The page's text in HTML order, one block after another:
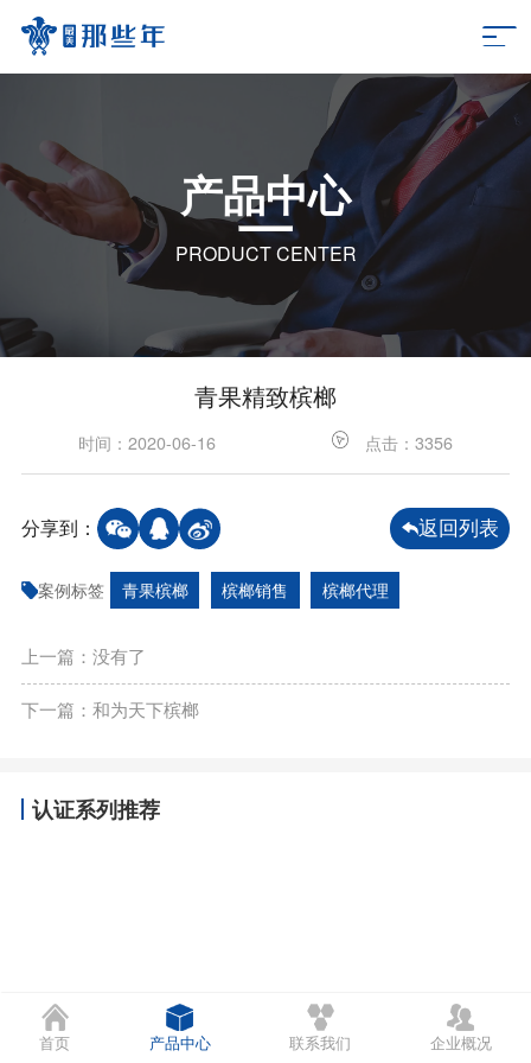
产品中心
PRODUCT CENTER
青果精致槟榔
时间：2020-06-16 点击：3356
分享到： 返回列表
案例标签 青果槟榔 槟榔销售 槟榔代理
上一篇：没有了
下一篇：和为天下槟榔
认证系列推荐
首页 产品中心 联系我们 企业概况